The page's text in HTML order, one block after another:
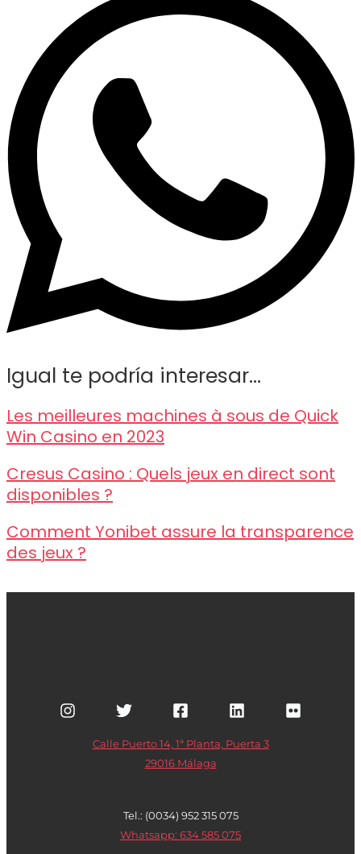
Igual te podría interesar...
Les meilleures machines à sous de Quick
Win Casino en 2023
Cresus Casino : Quels jeux en direct sont
disponibles ?
Comment Yonibet assure la transparence
des jeux ?
Calle Puerto 14, 1ª Planta, Puerta 3
29016 Málaga
Tel.: (0034) 952 315 075
Whatsapp: 634 585 075